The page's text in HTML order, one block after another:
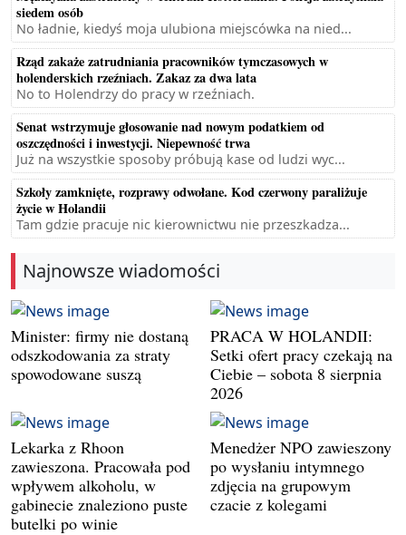
siedem osób
No ładnie, kiedyś moja ulubiona miejscówka na nied...
Rząd zakaże zatrudniania pracowników tymczasowych w
holenderskich rzeźniach. Zakaz za dwa lata
No to Holendrzy do pracy w rzeźniach.
Senat wstrzymuje głosowanie nad nowym podatkiem od
oszczędności i inwestycji. Niepewność trwa
Już na wszystkie sposoby próbują kase od ludzi wyc...
Szkoły zamknięte, rozprawy odwołane. Kod czerwony paraliżuje
życie w Holandii
Tam gdzie pracuje nic kierownictwu nie przeszkadza...
Najnowsze wiadomości
Minister: firmy nie dostaną
odszkodowania za straty
spowodowane suszą
PRACA W HOLANDII:
Setki ofert pracy czekają na
Ciebie – sobota 8 sierpnia
2026
Lekarka z Rhoon
zawieszona. Pracowała pod
wpływem alkoholu, w
gabinecie znaleziono puste
butelki po winie
Menedżer NPO zawieszony
po wysłaniu intymnego
zdjęcia na grupowym
czacie z kolegami